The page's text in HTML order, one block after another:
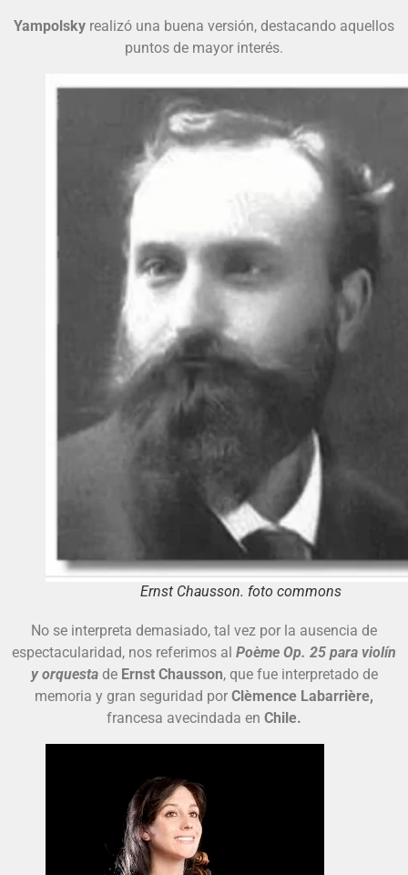
Yampolsky realizó una buena versión, destacando aquellos
puntos de mayor interés.
Ernst Chausson. foto commons
No se interpreta demasiado, tal vez por la ausencia de
espectacularidad, nos referimos al Poème Op. 25 para violín
y orquesta deErnst Chausson, que fue interpretado de
memoria y gran seguridad por Clèmence Labarrière,
francesa avecindada en Chile.